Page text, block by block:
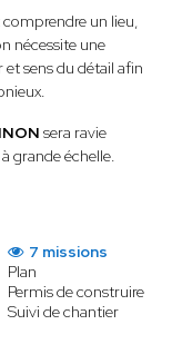
un lieu,
nécessite une
sens du détail afin
sera ravie
grande échelle.
7 missions
Plan
Permis de construire
Suivi de chantier